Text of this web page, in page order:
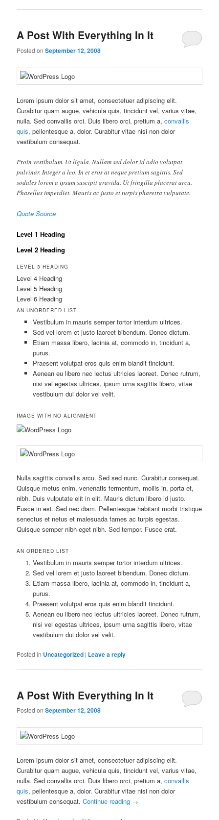
A Post With Everything In It
Posted onSeptember 12, 2008
Lorem ipsum dolor sit amet, consectetuer adipiscing elit.
Curabitur quam augue, vehicula quis, tincidunt vel, varius vitae,
nulla. Sed convallis orci. Duis libero orci, pretium a,convallis
quis, pellentesque a, dolor. Curabitur vitae nisi non dolor
vestibulum consequat.
Proin vestibulum. Ut ligula. Nullam sed dolor id odio volutpat
pulvinar. Integer a leo. In et eros at neque pretium sagittis. Sed
sodales lorem a ipsum suscipit gravida. Ut fringilla placerat arcu.
Phasellus imperdiet. Mauris ac justo et turpis pharetra vulputate.
Quote Source
Level 1 Heading
Level 2 Heading
LEVEL 3 HEADING
Level 4 Heading
Level 5 Heading
Level 6 Heading
AN UNORDERED LIST
Vestibulum in mauris semper tortor interdum ultrices.
Sed vel lorem et justo laoreet bibendum. Donec dictum.
Etiam massa libero, lacinia at, commodo in, tincidunt a,
purus.
Praesent volutpat eros quis enim blandit tincidunt.
Aenean eu libero nec lectus ultricies laoreet. Donec rutrum,
nisi vel egestas ultrices, ipsum urna sagittis libero, vitae
vestibulum dui dolor vel velit.
IMAGE WITH NO ALIGNMENT
Nulla sagittis convallis arcu. Sed sed nunc. Curabitur consequat.
Quisque metus enim, venenatis fermentum, mollis in, porta et,
nibh. Duis vulputate elit in elit. Mauris dictum libero id justo.
Fusce in est. Sed nec diam. Pellentesque habitant morbi tristique
senectus et netus et malesuada fames ac turpis egestas.
Quisque semper nibh eget nibh. Sed tempor. Fusce erat.
AN ORDERED LIST
Vestibulum in mauris semper tortor interdum ultrices.
Sed vel lorem et justo laoreet bibendum. Donec dictum.
Etiam massa libero, lacinia at, commodo in, tincidunt a,
purus.
Praesent volutpat eros quis enim blandit tincidunt.
Aenean eu libero nec lectus ultricies laoreet. Donec rutrum,
nisi vel egestas ultrices, ipsum urna sagittis libero, vitae
vestibulum dui dolor vel velit.
Posted in Uncategorized | Leave a reply
A Post With Everything In It
Posted onSeptember 12, 2008
Lorem ipsum dolor sit amet, consectetuer adipiscing elit.
Curabitur quam augue, vehicula quis, tincidunt vel, varius vitae,
nulla. Sed convallis orci. Duis libero orci, pretium a,convallis
quis, pellentesque a, dolor. Curabitur vitae nisi non dolor
vestibulum consequat.Continue reading →